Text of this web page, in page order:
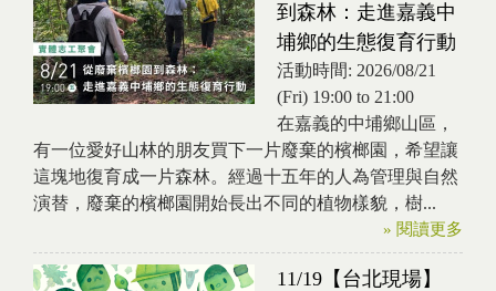
到森林：走進嘉義中
埔鄉的生態復育行動
活動時間: 2026/08/21
(Fri) 19:00 to 21:00
在嘉義的中埔鄉山區，
有一位愛好山林的朋友買下一片廢棄的檳榔園，希望讓
這塊地復育成一片森林。經過十五年的人為管理與自然
演替，廢棄的檳榔園開始長出不同的植物樣貌，樹...
» 閱讀更多
11/19【台北現場】